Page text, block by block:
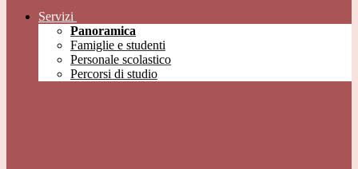
Servizi
Panoramica
Famiglie e studenti
Personale scolastico
Percorsi di studio